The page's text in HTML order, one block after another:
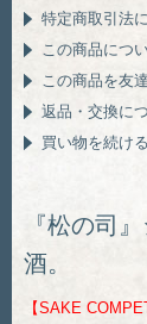
特定商取引法
この商品につ
この商品を友
返品・交換に
買い物を続ける
『松の司
酒。
【SAKE